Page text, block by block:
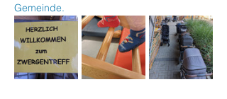
Gemeinde.